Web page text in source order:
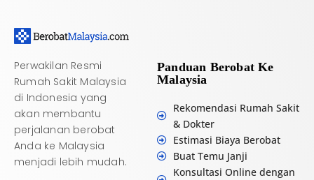
Perwakilan Resmi
Rumah Sakit Malaysia
di Indonesia yang
akan membantu
perjalanan berobat
Anda ke Malaysia
menjadi lebih mudah.
Panduan Berobat Ke
Malaysia
Rekomendasi Rumah Sakit
& Dokter
Estimasi Biaya Berobat
Buat Temu Janji
Konsultasi Online dengan